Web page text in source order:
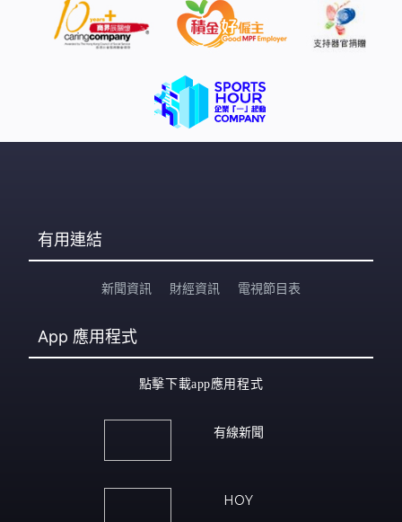
有用連結
新聞資訊 財經資訊 電視節目表
App 應用程式
點擊下載app應用程式
有線新聞
HOY